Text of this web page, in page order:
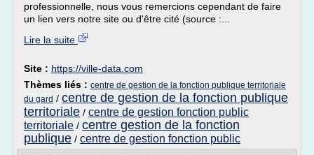
professionnelle, nous vous remercions cependant de faire
un lien vers notre site ou d'être cité (source :...
Lire la suite
Site : https://ville-data.com
Thèmes liés : centre de gestion de la fonction publique territoriale
du gard / centre de gestion de la fonction publique
territoriale / centre de gestion fonction public
territoriale / centre gestion de la fonction
publique / centre de gestion fonction public